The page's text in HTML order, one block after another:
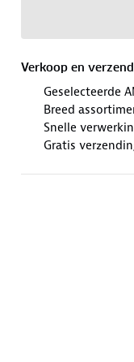
Verkoop en
Geselecteerde
Breed
Snelle
Gratis